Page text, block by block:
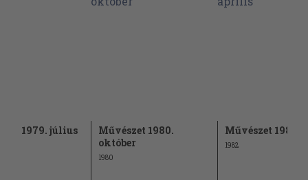
1979. július
Művészet 1980.
október
1980
Művészet 1982.
1982